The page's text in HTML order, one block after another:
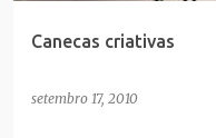
Canecas criativas
setembro 17, 2010